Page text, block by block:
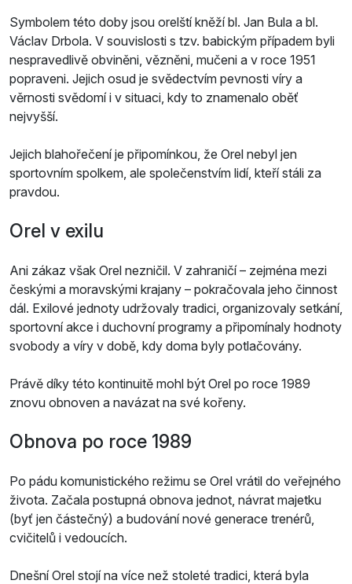
Symbolem této doby jsou orelští kněží bl. Jan Bula a bl.
Václav Drbola. V souvislosti s tzv. babickým případem byli
nespravedlivě obviněni, vězněni, mučeni a v roce 1951
popraveni. Jejich osud je svědectvím pevnosti víry a
věrnosti svědomí i v situaci, kdy to znamenalo oběť
nejvyšší.
Jejich blahořečení je připomínkou, že Orel nebyl jen
sportovním spolkem, ale společenstvím lidí, kteří stáli za
pravdou.
Orel v exilu
Ani zákaz však Orel nezničil. V zahraničí – zejména mezi
českými a moravskými krajany – pokračovala jeho činnost
dál. Exilové jednoty udržovaly tradici, organizovaly setkání,
sportovní akce i duchovní programy a připomínaly hodnoty
svobody a víry v době, kdy doma byly potlačovány.
Právě díky této kontinuitě mohl být Orel po roce 1989
znovu obnoven a navázat na své kořeny.
Obnova po roce 1989
Po pádu komunistického režimu se Orel vrátil do veřejného
života. Začala postupná obnova jednot, návrat majetku
(byť jen částečný) a budování nové generace trenérů,
cvičitelů i vedoucích.
Dnešní Orel stojí na více než stoleté tradici, která byla